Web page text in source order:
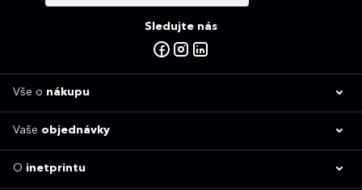
Sledujte nás
Vše o nákupu
Vaše objednávky
O inetprintu